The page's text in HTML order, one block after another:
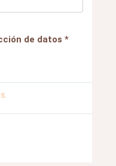
de datos *